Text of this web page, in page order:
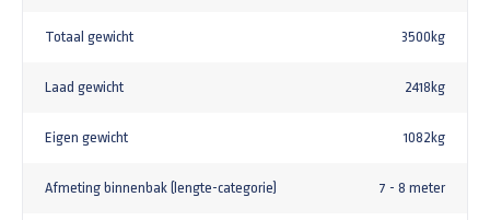
Totaal gewicht 3500kg
Laad gewicht 2418kg
Eigen gewicht 1082kg
Afmeting binnenbak (lengte-categorie) 7 - 8 meter